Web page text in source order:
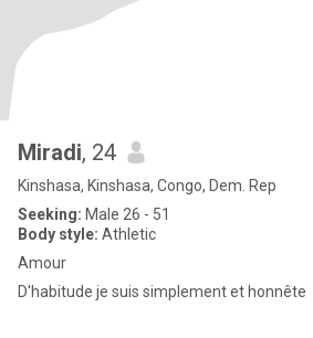
Miradi, 24
Kinshasa, Kinshasa, Congo, Dem. Rep
Seeking: Male 26 - 51
Body style: Athletic
Amour
D'habitude je suis simplement et honnête